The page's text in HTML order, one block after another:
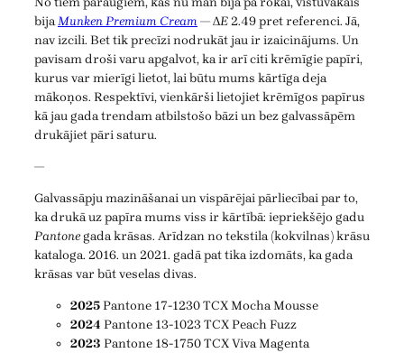
bijaMunken Premium Cream— ΔE2.49 pret referenci. Jā,
nav izcili. Bet tik precīzi nodrukāt jau ir izaicinājums. Un
pavisam droši varu apgalvot, ka ir arī citi krēmīgie papīri,
kurus var mierīgi lietot, lai būtu mums kārtīga deja
mākoņos. Respektīvi, vienkārši lietojiet krēmīgos papīrus
kā jau gada trendam atbilstošo bāzi un bez galvassāpēm
drukājiet pāri saturu.
—
Galvassāpju mazināšanai un vispārējai pārliecībai par to,
ka drukā uz papīra mums viss ir kārtībā: iepriekšējo gadu
Pantonegada krāsas. Arīdzan no tekstila (kokvilnas) krāsu
kataloga. 2016. un 2021. gadā pat tika izdomāts, ka gada
krāsas var būt veselas divas.
2025Pantone 17-1230 TCX Mocha Mousse
2024 Pantone 13-1023 TCX Peach Fuzz
2023 Pantone 18-1750 TCX Viva Magenta